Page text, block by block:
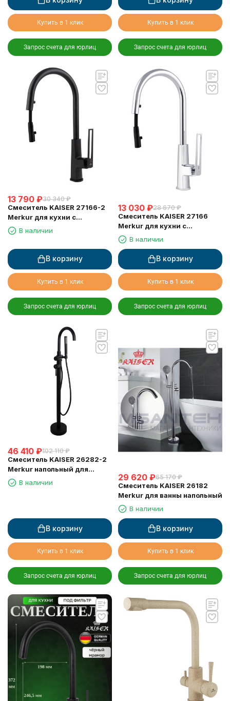
Купить в 1 клик
Запрос счета для юрлиц
Купить в 1 клик
Запрос счета для юрлиц
13 790 ₽30 340 ₽
Смеситель KAISER 27166-2
Merkur для кухни с
выдвижным изливом
В наличии
В корзину
Купить в 1 клик
Запрос счета для юрлиц
13 030 ₽28 670 ₽
Смеситель KAISER 27166
Merkur для кухни с
выдвижным изливом
В наличии
В корзину
Купить в 1 клик
Запрос счета для юрлиц
46 410 ₽102 110 ₽
Смеситель KAISER 26282-2
Merkur напольный для
ванны, чёрный матовый
В наличии
В корзину
Купить в 1 клик
Запрос счета для юрлиц
29 620 ₽65 170 ₽
Смеситель KAISER 26182
Merkur для ванны напольный
В наличии
В корзину
Купить в 1 клик
Запрос счета для юрлиц